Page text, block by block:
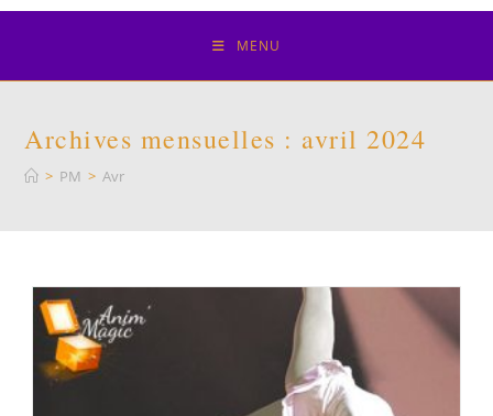
MENU
Archives mensuelles : avril 2024
> PM > Avr